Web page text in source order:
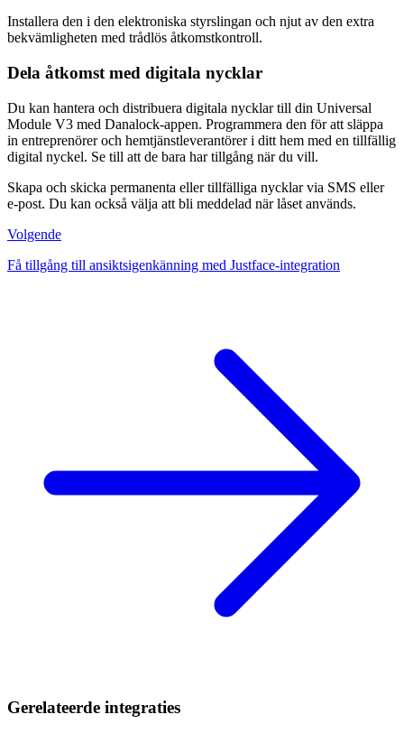
Installera den i den elektroniska styrslingan och njut av den extra
bekvämligheten med trådlös åtkomstkontroll.
Dela åtkomst med digitala nycklar
Du kan hantera och distribuera digitala nycklar till din Universal
Module V3 med Danalock-appen. Programmera den för att släppa
in entreprenörer och hemtjänstleverantörer i ditt hem med en tillfällig
digital nyckel. Se till att de bara har tillgång när du vill.
Skapa och skicka permanenta eller tillfälliga nycklar via SMS eller
e-post. Du kan också välja att bli meddelad när låset används.
Volgende
Få tillgång till ansiktsigenkänning med Justface-integration
Gerelateerde integraties